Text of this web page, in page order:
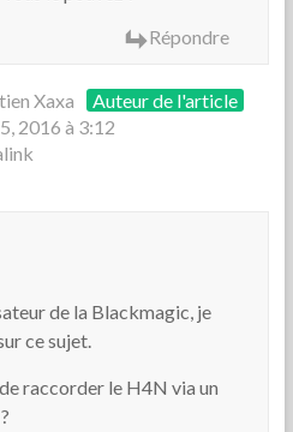
Répondre
Xaxa
Auteur de l'article
2016 à 3:12
de la Blackmagic, je
ce sujet.
raccorder le H4N via un